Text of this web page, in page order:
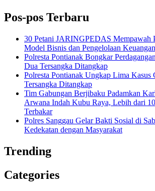
Pos-pos Terbaru
30 Petani JARINGPEDAS Mempawah
Model Bisnis dan Pengelolaan
Polresta Pontianak Bongkar
Dua Tersangka Ditangkap
Polresta Pontianak Ungkap Lima Kasus
Tersangka Ditangkap
Tim Gabungan Berjibaku Padamkan
Arwana Indah Kubu Raya, Lebih dari
Terbakar
Polres Sanggau Gelar Bakti Sosial di
Kedekatan dengan Masyarakat
Trending
Categories